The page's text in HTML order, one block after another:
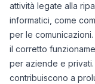
attività legate alla
informatici, come
per le
il corretto
per aziende e
contribuiscono a